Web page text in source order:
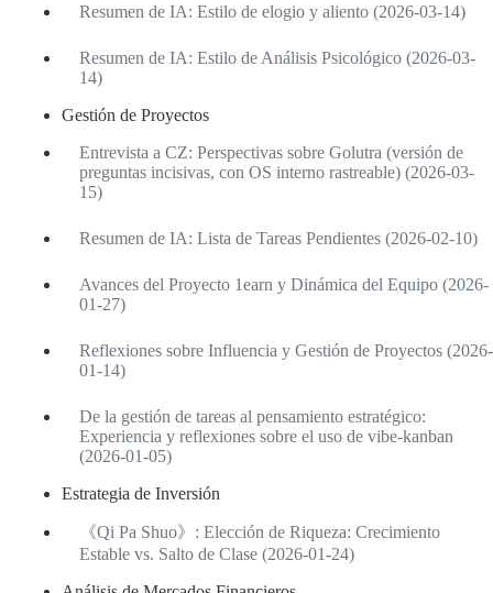
Resumen de IA: Estilo de elogio y aliento (2026-03-14)
Resumen de IA: Estilo de Análisis Psicológico (2026-03-
14)
Gestión de Proyectos
Entrevista a CZ: Perspectivas sobre Golutra (versión de
preguntas incisivas, con OS interno rastreable) (2026-03-
15)
Resumen de IA: Lista de Tareas Pendientes (2026-02-10)
Avances del Proyecto 1earn y Dinámica del Equipo (2026-
01-27)
Reflexiones sobre Influencia y Gestión de Proyectos (2026-
01-14)
De la gestión de tareas al pensamiento estratégico:
Experiencia y reflexiones sobre el uso de vibe-kanban
(2026-01-05)
Estrategia de Inversión
《Qi Pa Shuo》: Elección de Riqueza: Crecimiento
Estable vs. Salto de Clase (2026-01-24)